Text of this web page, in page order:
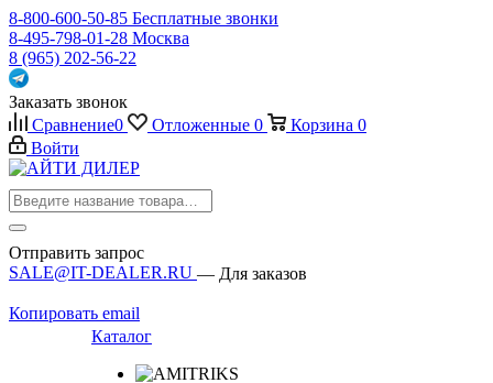
8-800-600-50-85 Бесплатные звонки
8-495-798-01-28 Москва
8 (965) 202-56-22
Заказать звонок
Сравнение0 Отложенные 0 Корзина 0
Войти
Отправить запрос
SALE@IT-DEALER.RU — Для заказов
Копировать email
Каталог